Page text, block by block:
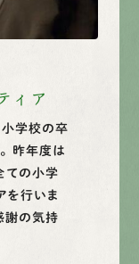
ィア
小学校の卒
昨年度は
ての小学
を行いま
謝の気持